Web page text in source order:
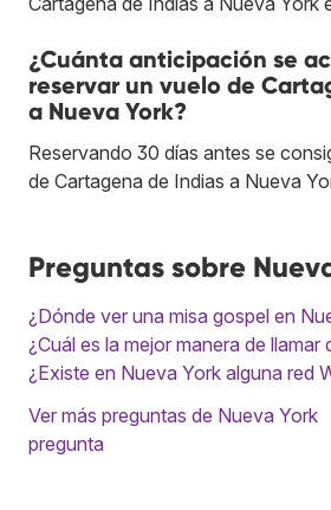
¿Cuánta anticipación se
reservar un vuelo de
a Nueva York?
Reservando 30 días antes se
de Cartagena de Indias a Nueva
Preguntas sobre
¿Dónde ver una misa gospel en
¿Cuál es la mejor manera de llamar
¿Existe en Nueva York alguna red
Ver más preguntas de Nueva York
pregunta